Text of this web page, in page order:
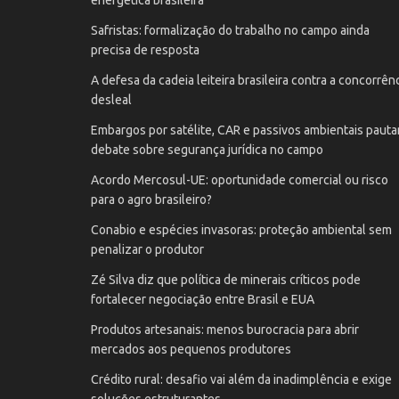
Safristas: formalização do trabalho no campo ainda
precisa de resposta
A defesa da cadeia leiteira brasileira contra a
desleal
Embargos por satélite, CAR e passivos ambientais
debate sobre segurança jurídica no campo
Acordo Mercosul-UE: oportunidade comercial ou risco
para o agro brasileiro?
Conabio e espécies invasoras: proteção ambiental sem
penalizar o produtor
Zé Silva diz que política de minerais críticos pode
fortalecer negociação entre Brasil e EUA
Produtos artesanais: menos burocracia para abrir
mercados aos pequenos produtores
Crédito rural: desafio vai além da inadimplência e exige